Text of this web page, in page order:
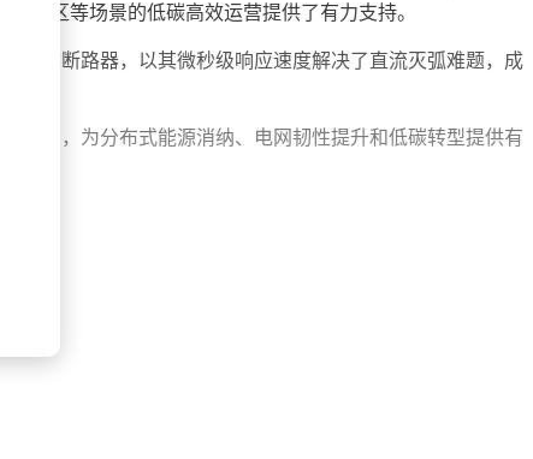
园区等场景的低碳高效运营提供了有力支持。
固态断路器，以其微秒级响应速度解决了直流灭弧难题，成
其中，为分布式能源消纳、电网韧性提升和低碳转型提供有